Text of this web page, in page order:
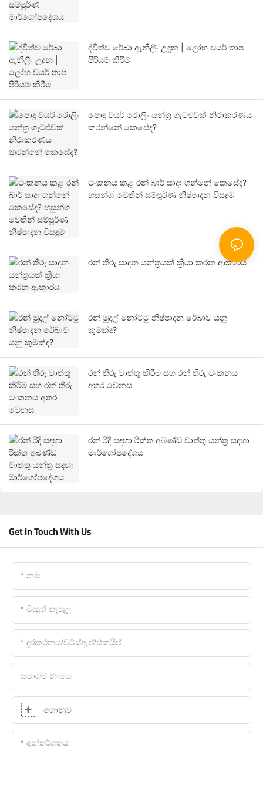
ද්විත්ව රේඛා ඇනීලිං උදුන | ලෝහ වයර් තාප
පිරියම් කිරීම
පොදු වයර් රෝලිං යන්ත්‍ර ගැටළුවක් නිරාකරණය
කරන්නේ කෙසේද?
ටංකනය කළ රන් බාර් සාදා ගන්නේ කෙසේද?
හසුන්ග් වෙතින් සම්පූර්ණ නිෂ්පාදන විසඳුම
රන් තීරු සාදන යන්ත්‍රයක් ක්‍රියා කරන ආකාරය
රන් මුදල් නෝට්ටු නිෂ්පාදන රේඛාව යනු
කුමක්ද?
රන් තීරු වාත්තු කිරීම සහ රන් තීරු ටංකනය
අතර වෙනස
රන් රිදී සඳහා රික්ත අඛණ්ඩ වාත්තු යන්ත්‍ර සඳහා
මාර්ගෝපදේශය
Get In Touch With Us
නම
විද්‍යුත් තැපෑල
දුරකථනය/වට්ස්ඇප්/ස්කයිප්
සමාගම් නාමය
ගොනුව
අන්තර්ගතය